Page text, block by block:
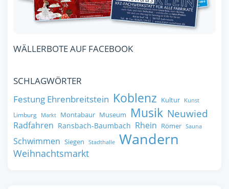
WÄLLERBOTE AUF FACEBOOK
SCHLAGWÖRTER
Festung Ehrenbreitstein Koblenz Kultur Kunst
Limburg Markt Montabaur Museum Musik Neuwied
Radfahren Ransbach-Baumbach Rhein Römer Sauna
Schwimmen Siegen Stadthalle Wandern
Weihnachtsmarkt